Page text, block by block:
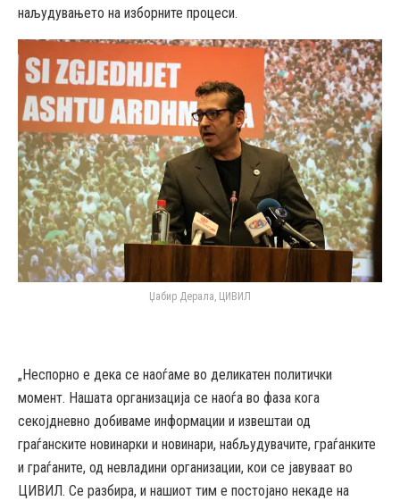
наљудувањето на изборните процеси.
Џабир Дерала, ЦИВИЛ
„Неспорно е дека се наоѓаме во деликатен политички
момент. Нашата организација се наоѓа во фаза кога
секојдневно добиваме информации и извештаи од
граѓанските новинарки и новинари, набљудувачите, граѓанките
и граѓаните, од невладини организации, кои се јавуваат во
ЦИВИЛ. Се разбира, и нашиот тим е постојано некаде на